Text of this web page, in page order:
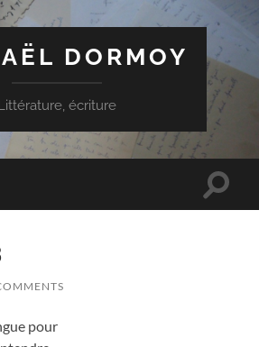
DORMOY
écriture
Toggle
pour